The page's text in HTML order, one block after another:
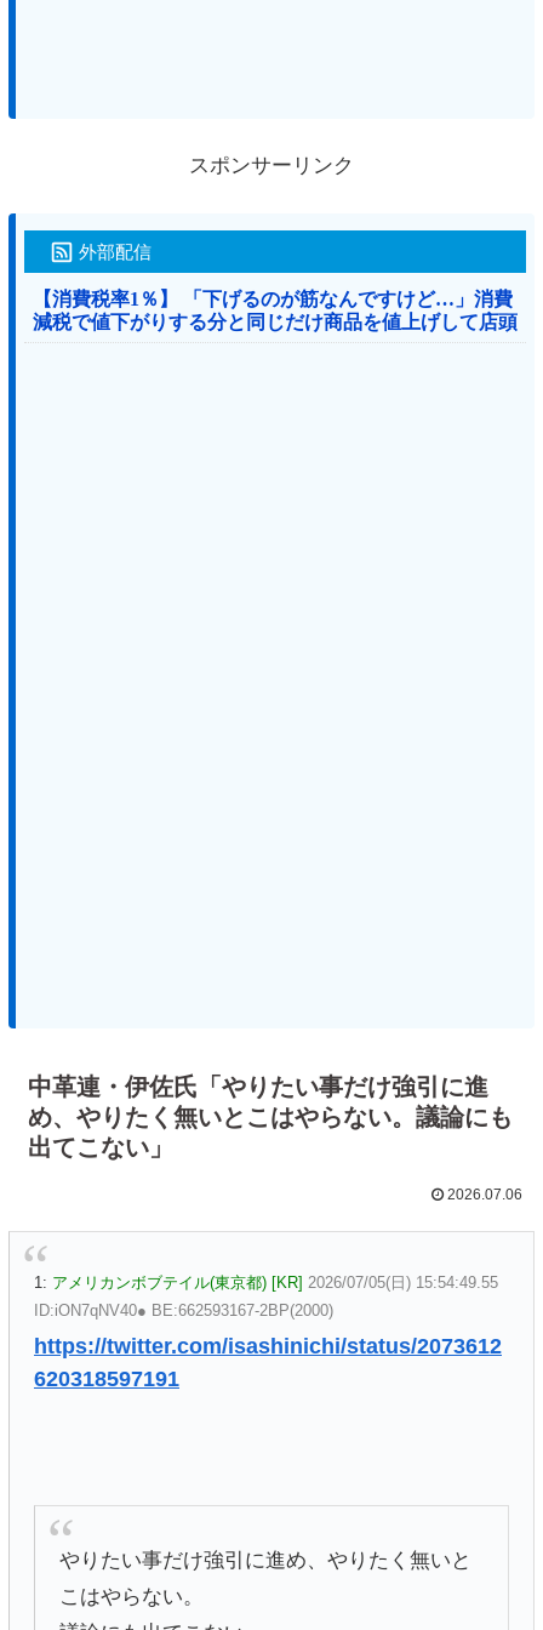
スポンサーリンク
外部配信
【消費税率1％】 「下げるのが筋なんですけど…」消費
減税で値下がりする分と同じだけ商品を値上げして店頭
価格を変えない店も
中革連・伊佐氏「やりたい事だけ強引に進
め、やりたく無いとこはやらない。議論にも
出てこない」
2026.07.06
1: アメリカンボブテイル(東京都) [KR] 2026/07/05(日) 15:54:49.55
ID:iON7qNV40● BE:662593167-2BP(2000)
https://twitter.com/isashinichi/status/2073612
620318597191
やりたい事だけ強引に進め、やりたく無いと
こはやらない。